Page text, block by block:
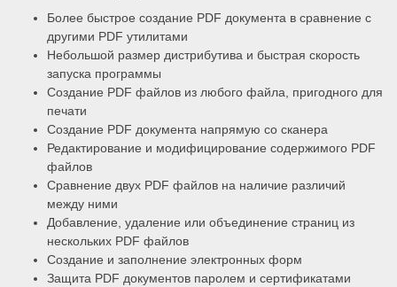
Более быстрое создание PDF документа в сравнение с
другими PDF утилитами
Небольшой размер дистрибутива и быстрая скорость
запуска программы
Создание PDF файлов из любого файла, пригодного для
печати
Создание PDF документа напрямую со сканера
Редактирование и модифицирование содержимого PDF
файлов
Сравнение двух PDF файлов на наличие различий
между ними
Добавление, удаление или объединение страниц из
нескольких PDF файлов
Создание и заполнение электронных форм
Защита PDF документов паролем и сертификатами